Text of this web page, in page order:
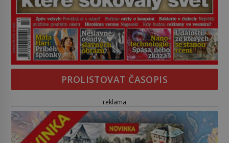
PROLISTOVAT ČASOPIS
reklama